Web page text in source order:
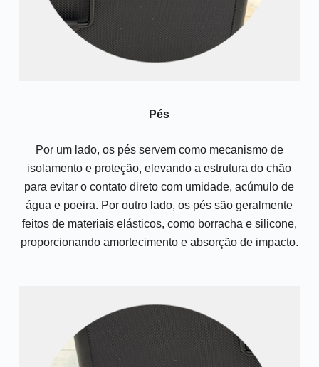
Pés
Por um lado, os pés servem como mecanismo de
isolamento e proteção, elevando a estrutura do chão
para evitar o contato direto com umidade, acúmulo de
água e poeira. Por outro lado, os pés são geralmente
feitos de materiais elásticos, como borracha e silicone,
proporcionando amortecimento e absorção de impacto.